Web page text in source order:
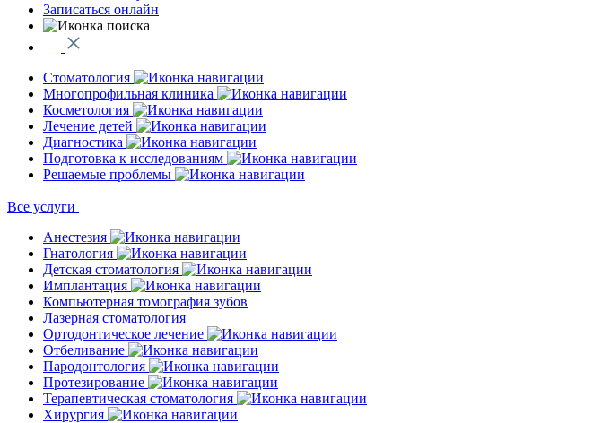
Записаться онлайн
Стоматология
Многопрофильная клиника
Косметология
Лечение детей
Диагностика
Подготовка к исследованиям
Решаемые проблемы
Все услуги
Анестезия
Гнатология
Детская стоматология
Имплантация
Компьютерная томография зубов
Лазерная стоматология
Ортодонтическое лечение
Отбеливание
Пародонтология
Протезирование
Терапевтическая стоматология
Хирургия